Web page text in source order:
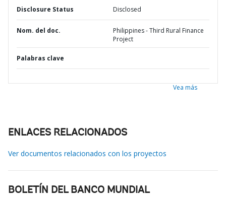
Disclosure Status Disclosed
Nom. del doc.
Philippines - Third Rural Finance
Project
Palabras clave
Vea más
ENLACES RELACIONADOS
Ver documentos relacionados con los proyectos
BOLETÍN DEL BANCO MUNDIAL